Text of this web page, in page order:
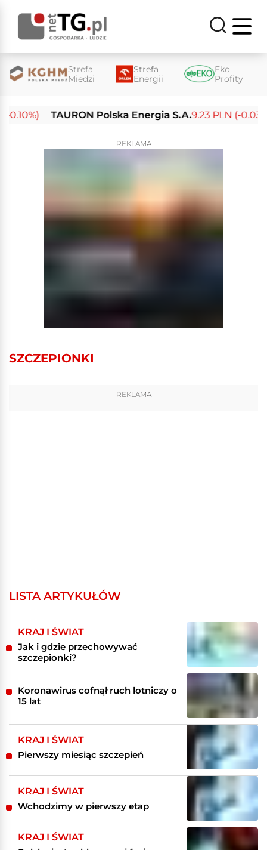
Strefa
Miedzi
Strefa
Energii
Eko
Profity
TAURON Polska Energia S.A.9.23 PLN (-0.03%)
REKLAMA
SZCZEPIONKI
REKLAMA
LISTA ARTYKUŁÓW
KRAJ I ŚWIAT
Jak i gdzie przechowywać
szczepionki?
Koronawirus cofnął ruch lotniczy o
15 lat
KRAJ I ŚWIAT
Pierwszy miesiąc szczepień
KRAJ I ŚWIAT
Wchodzimy w pierwszy etap
KRAJ I ŚWIAT